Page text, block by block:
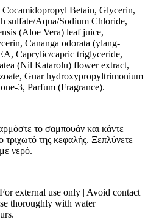
Betain, Glycerin,
sulfate/Aqua/Sodium Chloride,
(Aloe Vera) leaf juice,
Cananga odorata (ylang-
Caprylic/capric triglyceride,
(Nil Katarolu) flower extract,
Guar hydroxypropyltrimonium
3, Parfum (Fragrance).
το σαμπουάν και κάντε
της κεφαλής. Ξεπλύνετε
νερό.
external use only | Avoid contact
thoroughly with water |